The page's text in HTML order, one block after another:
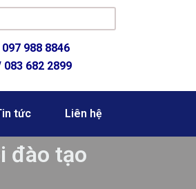
097 988 8846
083 682 2899
tức Liên hệ
đào tạo